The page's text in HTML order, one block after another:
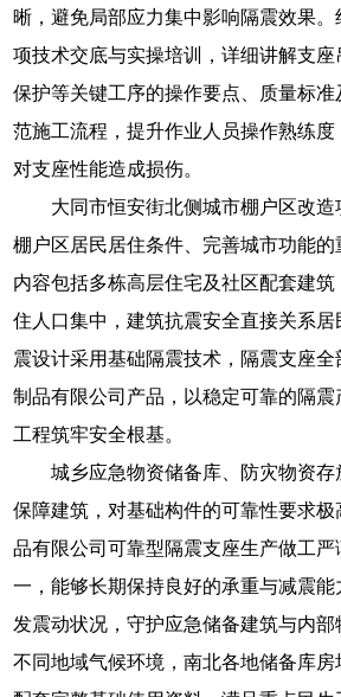
晰，避免局部应力集中影响隔震效果
项技术交底与实操培训，详细讲解支座
保护等关键工序的操作要点、质量标
范施工流程，提升作业人员操作熟练度
对支座性能造成损伤。
大同市恒安街北侧城市棚户区改
棚户区居民居住条件、完善城市功能
内容包括多栋高层住宅及社区配套建
住人口集中，建筑抗震安全直接关系
震设计采用基础隔震技术，隔震支座
制品有限公司产品，以稳定可靠的隔
工程筑牢安全根基。
城乡应急物资储备库、防灾物资
保障建筑，对基础构件的可靠性要求极
品有限公司可靠型隔震支座生产做工
一，能够长期保持良好的承重与减震
发震动状况，守护应急储备建筑与内
不同地域气候环境，南北各地储备库